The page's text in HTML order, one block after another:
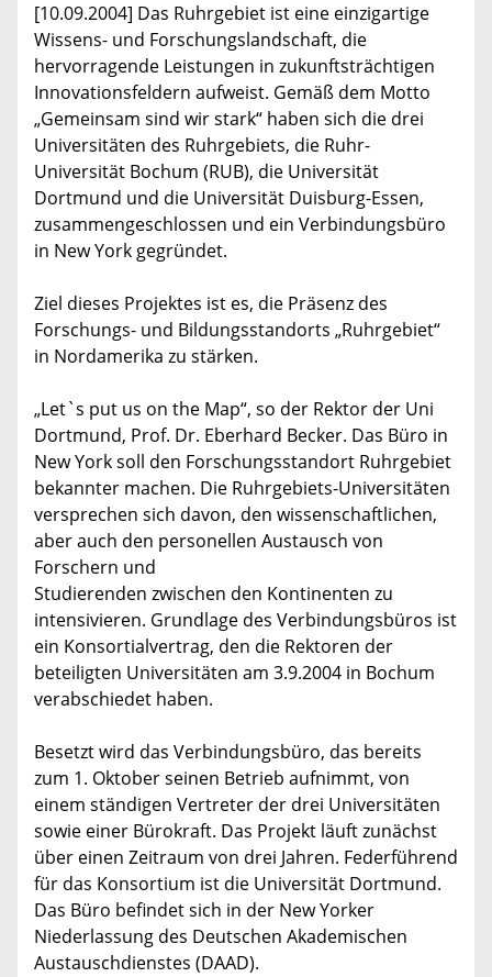
[10.09.2004] Das Ruhrgebiet ist eine einzigartige
Wissens- und Forschungslandschaft, die
hervorragende Leistungen in zukunftsträchtigen
Innovationsfeldern aufweist. Gemäß dem Motto
„Gemeinsam sind wir stark“ haben sich die drei
Universitäten des Ruhrgebiets, die Ruhr-
Universität Bochum (RUB), die Universität
Dortmund und die Universität Duisburg-Essen,
zusammengeschlossen und ein Verbindungsbüro
in New York gegründet.
Ziel dieses Projektes ist es, die Präsenz des
Forschungs- und Bildungsstandorts „Ruhrgebiet“
in Nordamerika zu stärken.
„Let`s put us on the Map“, so der Rektor der Uni
Dortmund, Prof. Dr. Eberhard Becker. Das Büro in
New York soll den Forschungsstandort Ruhrgebiet
bekannter machen. Die Ruhrgebiets-Universitäten
versprechen sich davon, den wissenschaftlichen,
aber auch den personellen Austausch von
Forschern und
Studierenden zwischen den Kontinenten zu
intensivieren. Grundlage des Verbindungsbüros ist
ein Konsortialvertrag, den die Rektoren der
beteiligten Universitäten am 3.9.2004 in Bochum
verabschiedet haben.
Besetzt wird das Verbindungsbüro, das bereits
zum 1. Oktober seinen Betrieb aufnimmt, von
einem ständigen Vertreter der drei Universitäten
sowie einer Bürokraft. Das Projekt läuft zunächst
über einen Zeitraum von drei Jahren. Federführend
für das Konsortium ist die Universität Dortmund.
Das Büro befindet sich in der New Yorker
Niederlassung des Deutschen Akademischen
Austauschdienstes (DAAD).